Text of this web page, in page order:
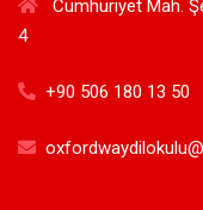
Cumhuriyet Mah.
4
+90 506 180 13 50